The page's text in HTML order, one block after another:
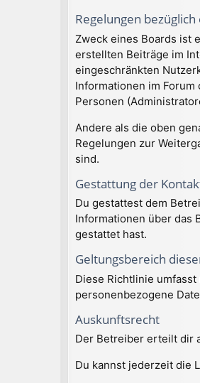
Regelungen
Zweck eines Boards ist
erstellten Beiträge im
eingeschränkten
Informationen im
Personen
Andere als die oben
Regelungen zur
sind.
Gestattung der
Du gestattest dem
Informationen über das
gestattet hast.
Geltungsbereich
Diese Richtlinie
personenbezogene
Auskunftsrecht
Der Betreiber erteilt dir
Du kannst jederzeit die